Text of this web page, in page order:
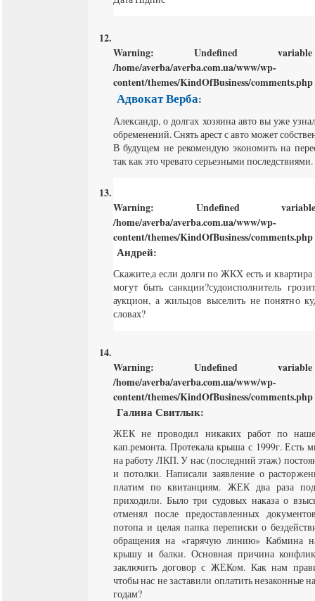
Warning: Undefined
/home/averba/averba.com.ua/www/wp-
content/themes/KindOfBusiness/comments.php
Адвокат Верба:
Александр, о долгах хозяина авто вы уже
обременений. Снять арест с авто может
В будущем не рекомендую экономить на
так как это чревато серьезными последствиями.
Warning: Undefined
/home/averba/averba.com.ua/www/wp-
content/themes/KindOfBusiness/comments.php
Андрей:
Скажите,а если долги по ЖКХ есть и квартира
могут быть санкции?судоисполнитель
аукцион, а жильцов выселить не понятно
словах?
Warning: Undefined
/home/averba/averba.com.ua/www/wp-
content/themes/KindOfBusiness/comments.php
Галина Свитлык:
ЖЕК не проводил никаких работ по
кап.ремонта. Протекала крыша с 1999г. Есть
на работу ЛКП. У нас (последний этаж)
и потолки. Написали заявление о
платим по квитанциям. ЖЕК два раза
приходили. Было три судовых наказа о
отменял после предоставленных
потопа и целая папка переписки о
обращения на «гарячую линию» Кабмина
крышу и балки. Основная причина
заключить договор с ЖЕКом. Как нам
чтобы нас не заставили оплатить незаконные
годам?